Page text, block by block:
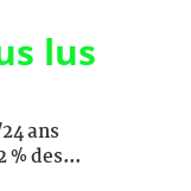
lus
ans
% des...